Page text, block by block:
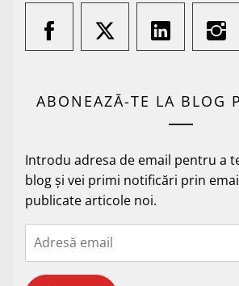
ABONEAZĂ-TE LA BLOG
Introdu adresa de email pentru a
blog și vei primi notificări prin
publicate articole noi.
Adresă
email